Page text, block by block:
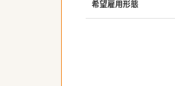
希望雇用形態